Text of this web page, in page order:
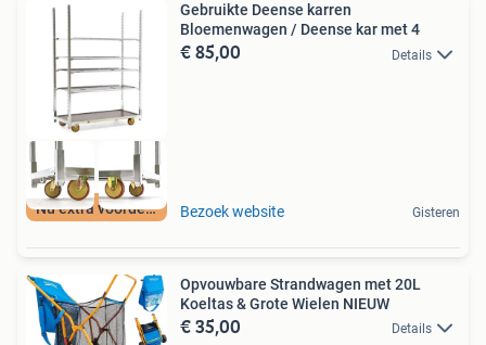
Nu extra voordeel
Gebruikte Deense karren
Bloemenwagen / Deense kar met 4
€ 85,00 Details
Bezoek website Gisteren
Opvouwbare Strandwagen met 20L
Koeltas & Grote Wielen NIEUW
€ 35,00 Details